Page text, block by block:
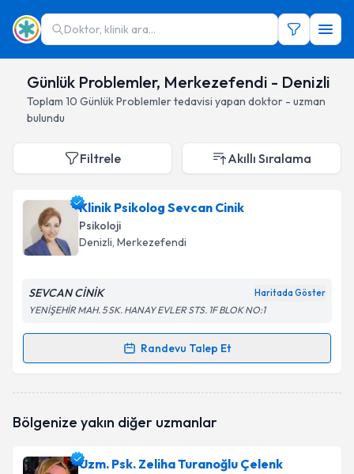
Doktor, klinik ara...
Günlük Problemler, Merkezefendi - Denizli
Toplam 10 Günlük Problemlertedavisi yapan doktor - uzman
bulundu
Filtrele Akıllı Sıralama
Klinik Psikolog Sevcan Cinik
Psikoloji
Denizli, Merkezefendi
SEVCAN CİNİK Haritada Göster
YENİŞEHİR MAH. 5 SK. HANAY EVLER STS. 1F BLOK NO:1
Randevu Talep Et
Randevu Takvimi Talebi
talebi oluşturun. Size bu uzmandan randevu almanız
bilgilendireceğiz.
Bölgenize yakın diğer uzmanlar
Uzm. Psk. Zeliha Turanoğlu Çelenk